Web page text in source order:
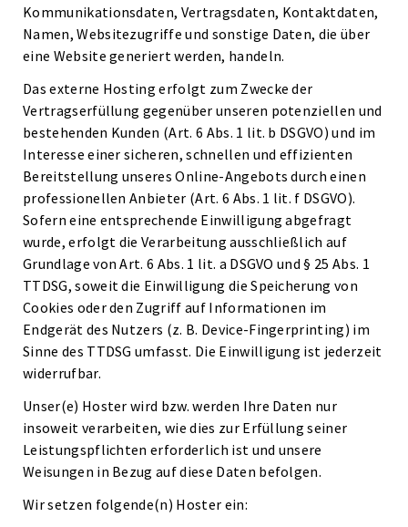
Kommunikationsdaten, Vertragsdaten, Kontaktdaten,
Namen, Websitezugriffe und sonstige Daten, die über
eine Website generiert werden, handeln.
Das externe Hosting erfolgt zum Zwecke der
Vertragserfüllung gegenüber unseren potenziellen und
bestehenden Kunden (Art. 6 Abs. 1 lit. b DSGVO) und im
Interesse einer sicheren, schnellen und effizienten
Bereitstellung unseres Online-Angebots durch einen
professionellen Anbieter (Art. 6 Abs. 1 lit. f DSGVO).
Sofern eine entsprechende Einwilligung abgefragt
wurde, erfolgt die Verarbeitung ausschließlich auf
Grundlage von Art. 6 Abs. 1 lit. a DSGVO und § 25 Abs. 1
TTDSG, soweit die Einwilligung die Speicherung von
Cookies oder den Zugriff auf Informationen im
Endgerät des Nutzers (z. B. Device-Fingerprinting) im
Sinne des TTDSG umfasst. Die Einwilligung ist jederzeit
widerrufbar.
Unser(e) Hoster wird bzw. werden Ihre Daten nur
insoweit verarbeiten, wie dies zur Erfüllung seiner
Leistungspflichten erforderlich ist und unsere
Weisungen in Bezug auf diese Daten befolgen.
Wir setzen folgende(n) Hoster ein: